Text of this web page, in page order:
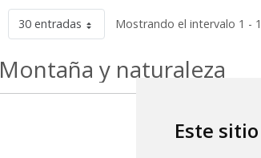
Este
30 entradas Mostrando el intervalo 1 -
Montaña y naturaleza